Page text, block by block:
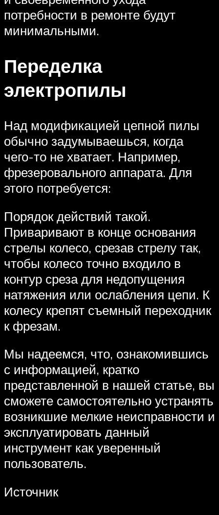
потребности в ремонте будут
минимальными.
Переделка
электропилы
Над модификацией цепной пилы
обычно задумываешься, когда
чего-то не хватает. Например,
фрезеровального аппарата. Для
этого потребуется:
Порядок действий такой.
Приваривают в конце основания
стрелы колесо, срезав стрелу так,
чтобы колесо точно входило в
контур среза для недопущения
натяжения или ослабления цепи. К
колесу крепят съемный переходник
к фрезам.
Мы надеемся, что, ознакомившись
с информацией, кратко
представленной в нашей статье, вы
сможете самостоятельно устранять
возникшие мелкие неисправности и
эксплуатировать данный
инструмент как уверенный
пользователь.
Источник